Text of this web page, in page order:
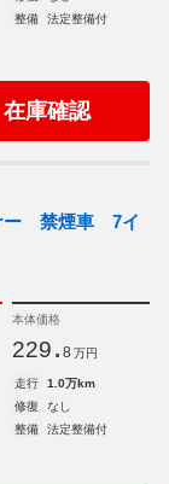
整備
法定整備付
庫確認
ー 禁煙車 7イ
本体価格
229. 8 万円
走行
1.0万km
修復
なし
整備
法定整備付